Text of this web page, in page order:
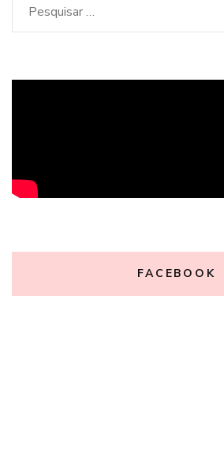
Pesquisar
por:
FACEBOOK